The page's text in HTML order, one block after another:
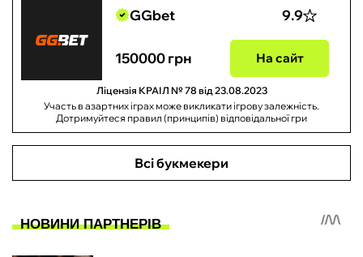
GGbet 9.9
150000 грн На сайт
Ліцензія КРАІЛ № 78 від 23.08.2023
Участь в азартних іграх може викликати ігрову залежність.
Дотримуйтеся правил (принципів) відповідальної гри
Всі букмекери